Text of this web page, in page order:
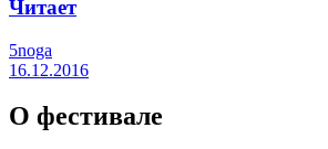
Читает
5noga
16.12.2016
О фестивале